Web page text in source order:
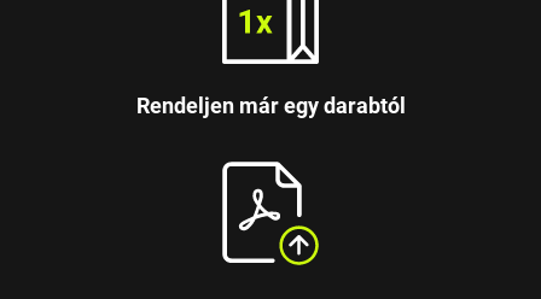
Rendeljen már egy darabtól